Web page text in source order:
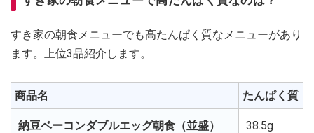
すき家の朝食メニューでも高たんぱく質なメニューがあり
ます。上位3品紹介します。
商品名 たんぱく質
納豆ベーコンダブルエッグ朝食（並盛） 38.5g